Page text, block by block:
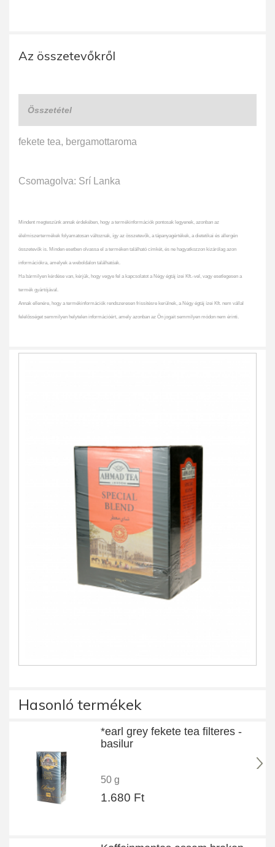
Az összetevőkről
Összetétel
fekete tea, bergamottaroma
Csomagolva: Srí Lanka
Mindent megteszünk annak érdekében, hogy a termékinformációk pontosak legyenek, azonban az
élelmiszertermékek folyamatosan változnak, így az összetevők, a tápanyagértékek, a dietetikai és allergén
összetevők is. Minden esetben olvassa el a terméken található címkét, és ne hagyatkozzon kizárólag azon
információkra, amelyek a weboldalon találhatóak.
Ha bármilyen kérdése van, kérjük, hogy vegye fel a kapcsolatot a Négy égtáj ízei Kft.-vel, vagy esetlegesen a
termék gyártójával.
Annak ellenére, hogy a termékinformációk rendszeresen frissítésre kerülnek, a Négy égtáj ízei Kft. nem vállal
felelősséget semmilyen helytelen információért, amely azonban az Ön jogait semmilyen módon nem érinti.
Hasonló termékek
*earl grey fekete tea filteres -
basilur
50 g
1.680 Ft